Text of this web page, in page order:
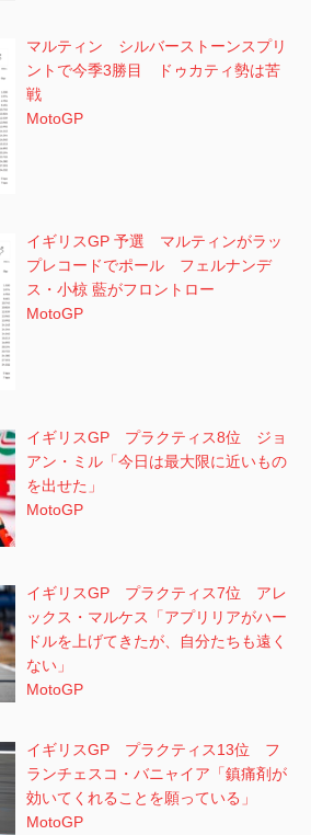
マルティン シルバーストーンスプリ
ントで今季3勝目 ドゥカティ勢は苦
戦
MotoGP
イギリスGP 予選 マルティンがラッ
プレコードでポール フェルナンデ
ス・小椋 藍がフロントロー
MotoGP
イギリスGP プラクティス8位 ジョ
アン・ミル「今日は最大限に近いもの
を出せた」
MotoGP
イギリスGP プラクティス7位 アレ
ックス・マルケス「アプリリアがハー
ドルを上げてきたが、自分たちも遠く
ない」
MotoGP
イギリスGP プラクティス13位 フ
ランチェスコ・バニャイア「鎮痛剤が
効いてくれることを願っている」
MotoGP